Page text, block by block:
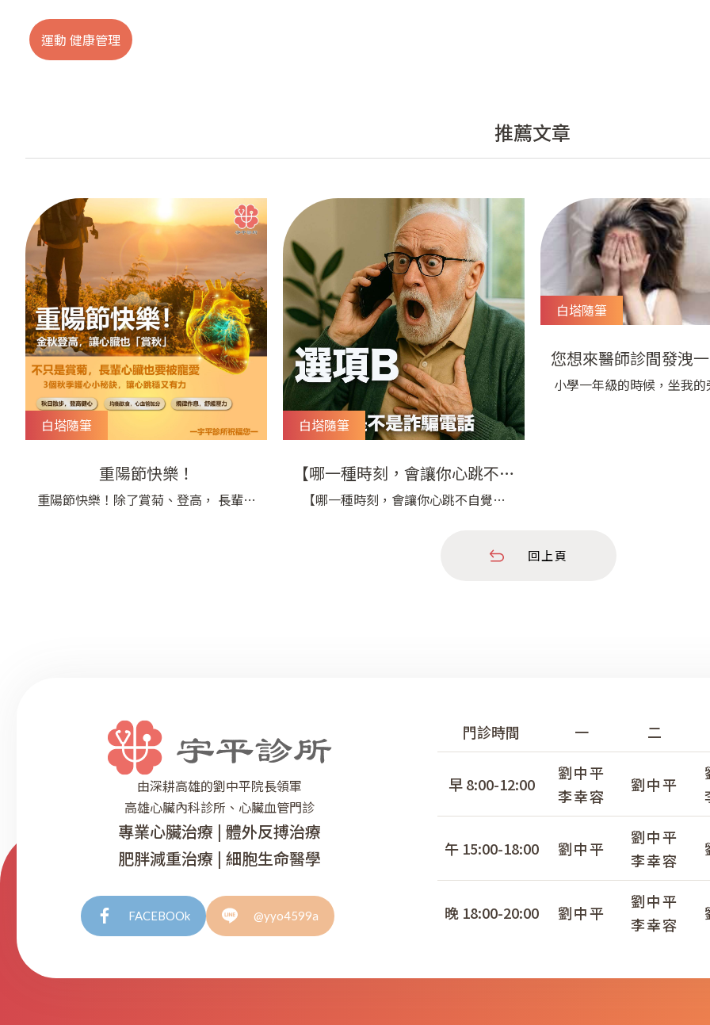
運動 健康管理
推薦文章
白塔隨筆
重陽節快樂！
重陽節快樂！除了賞菊、登高， 長輩們
白塔隨筆
【哪一種時刻，會讓你心跳不自
覺加快？】
【哪一種時刻，會讓你心跳不自覺加
白塔隨筆
您想來醫師診間發洩
可以 | 宇平診
小學一年級的時候，坐我
回上頁
由深耕高雄的劉中平院長領軍
高雄心臟內科診所、心臟血管門診
專業心臟治療 | 體外反搏治療
肥胖減重治療 | 細胞生命醫學
FACEBOOk @yyo4599a
門診時間 一 二
早 8:00-12:00
劉中平
李幸容
劉中平
午 15:00-18:00 劉中平
劉中平
李幸容
晚 18:00-20:00 劉中平
劉中平
李幸容